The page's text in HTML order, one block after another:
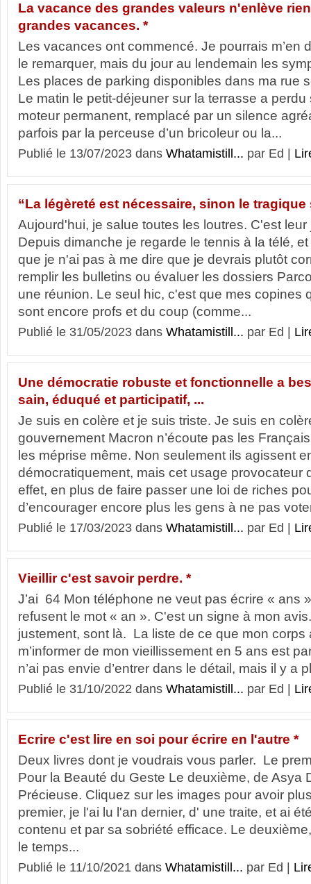
La vacance des grandes valeurs n'enlève
grandes vacances. *
Les vacances ont commencé. Je pourrais m’en
le remarquer, mais du jour au lendemain les
Les places de parking disponibles dans ma rue
Le matin le petit-déjeuner sur la terrasse a
moteur permanent, remplacé par un silence
parfois par la perceuse d’un bricoleur ou la...
Publié le 13/07/2023 dans Whatamistill... par Ed |
“La légèreté est nécessaire, sinon le tragique
Aujourd'hui, je salue toutes les loutres. C'est
Depuis dimanche je regarde le tennis à la télé,
que je n'ai pas à me dire que je devrais plutôt
remplir les bulletins ou évaluer les dossiers
une réunion. Le seul hic, c'est que mes copines
sont encore profs et du coup (comme...
Publié le 31/05/2023 dans Whatamistill... par Ed |
Une démocratie robuste et fonctionnelle a
sain, éduqué et participatif, ...
Je suis en colère et je suis triste. Je suis en
gouvernement Macron n’écoute pas les
les méprise même. Non seulement ils agissent
démocratiquement, mais cet usage provocateur
effet, en plus de faire passer une loi de riches
d’encourager encore plus les gens à ne pas
Publié le 17/03/2023 dans Whatamistill... par Ed |
Vieillir c'est savoir perdre. *
J’ai 64 Mon téléphone ne veut pas écrire « ans
refusent le mot « an ». C'est un signe à mon
justement, sont là. La liste de ce que mon corps
m’informer de mon vieillissement en 5 ans est
n’ai pas envie d’entrer dans le détail, mais il y a
Publié le 31/10/2022 dans Whatamistill... par Ed |
Ecrire c'est lire en soi pour écrire en l'autre *
Deux livres dont je voudrais vous parler. Le
Pour la Beauté du Geste Le deuxième, de Asya
Précieuse. Cliquez sur les images pour avoir
premier, je l'ai lu l'an dernier, d' une traite, et ai
contenu et par sa sobriété efficace. Le
le temps...
Publié le 11/10/2021 dans Whatamistill... par Ed |